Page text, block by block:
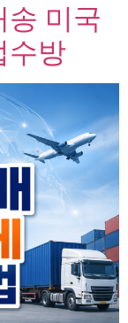
송 미국
수방